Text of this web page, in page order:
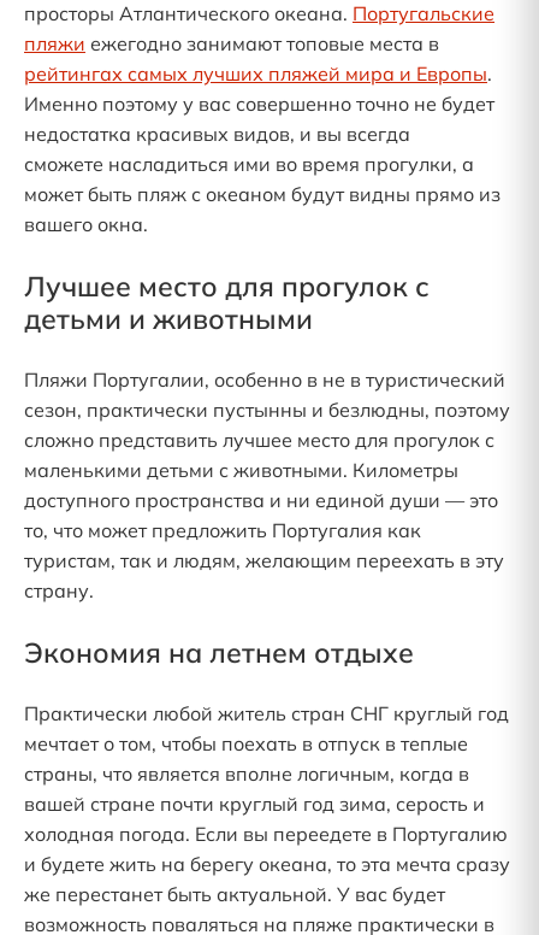
просторы Атлантического океана. Португальские
пляжи ежегодно занимают топовые места в
рейтингах самых лучших пляжей мира и Европы.
Именно поэтому у вас совершенно точно не будет
недостатка красивых видов, и вы всегда
сможете насладиться ими во время прогулки, а
может быть пляж с океаном будут видны прямо из
вашего окна.
Лучшее место для прогулок с
детьми и животными
Пляжи Португалии, особенно в не в туристический
сезон, практически пустынны и безлюдны, поэтому
сложно представить лучшее место для прогулок с
маленькими детьми с животными. Километры
доступного пространства и ни единой души — это
то, что может предложить Португалия как
туристам, так и людям, желающим переехать в эту
страну.
Экономия на летнем отдыхе
Практически любой житель стран СНГ круглый год
мечтает о том, чтобы поехать в отпуск в теплые
страны, что является вполне логичным, когда в
вашей стране почти круглый год зима, серость и
холодная погода. Если вы переедете в Португалию
и будете жить на берегу океана, то эта мечта сразу
же перестанет быть актуальной. У вас будет
возможность поваляться на пляже практически в